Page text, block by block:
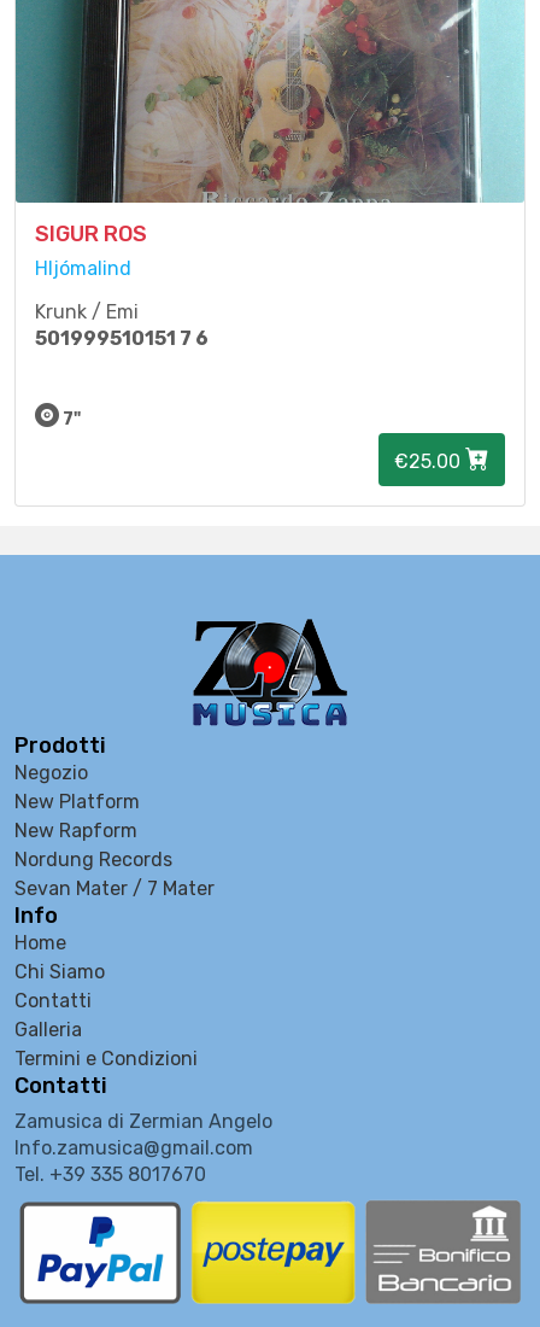
SIGUR ROS
Hljómalind
Krunk / Emi
501999510151 7 6
7"
€25.00
Prodotti
Negozio
New Platform
New Rapform
Nordung Records
Sevan Mater / 7 Mater
Info
Home
Chi Siamo
Contatti
Galleria
Termini e Condizioni
Contatti
Zamusica di Zermian Angelo
Info.zamusica@gmail.com
Tel. +39 335 8017670